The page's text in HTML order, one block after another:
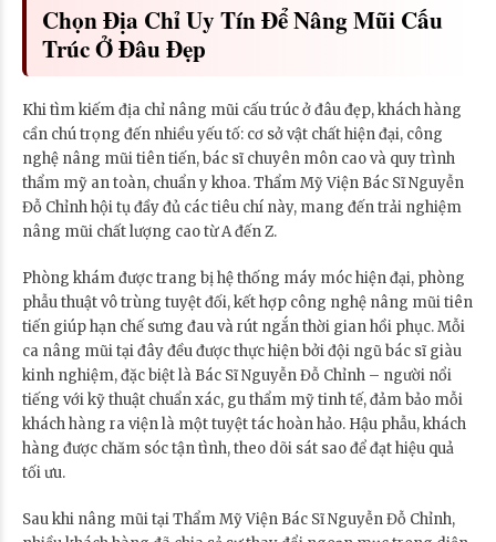
Chọn Địa Chỉ Uy Tín Để Nâng Mũi Cấu
Trúc Ở Đâu Đẹp
Khi tìm kiếm địa chỉ nâng mũi cấu trúc ở đâu đẹp, khách hàng
cần chú trọng đến nhiều yếu tố: cơ sở vật chất hiện đại, công
nghệ nâng mũi tiên tiến, bác sĩ chuyên môn cao và quy trình
thẩm mỹ an toàn, chuẩn y khoa. Thẩm Mỹ Viện Bác Sĩ Nguyễn
Đỗ Chỉnh hội tụ đầy đủ các tiêu chí này, mang đến trải nghiệm
nâng mũi chất lượng cao từ A đến Z.
Phòng khám được trang bị hệ thống máy móc hiện đại, phòng
phẫu thuật vô trùng tuyệt đối, kết hợp công nghệ nâng mũi tiên
tiến giúp hạn chế sưng đau và rút ngắn thời gian hồi phục. Mỗi
ca nâng mũi tại đây đều được thực hiện bởi đội ngũ bác sĩ giàu
kinh nghiệm, đặc biệt là Bác Sĩ Nguyễn Đỗ Chỉnh – người nổi
tiếng với kỹ thuật chuẩn xác, gu thẩm mỹ tinh tế, đảm bảo mỗi
khách hàng ra viện là một tuyệt tác hoàn hảo. Hậu phẫu, khách
hàng được chăm sóc tận tình, theo dõi sát sao để đạt hiệu quả
tối ưu.
Sau khi nâng mũi tại Thẩm Mỹ Viện Bác Sĩ Nguyễn Đỗ Chỉnh,